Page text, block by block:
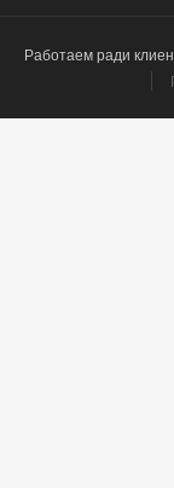
Работаем ради